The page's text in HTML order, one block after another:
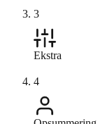
3
Ekstra
4